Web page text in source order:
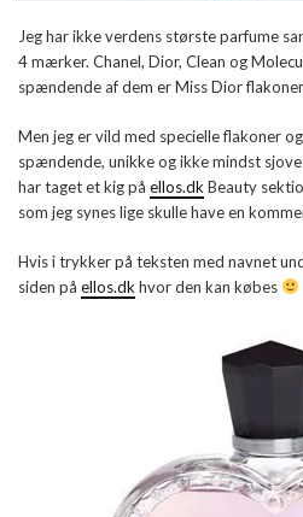
Jeg har ikke verdens største parfume
4 mærker. Chanel, Dior, Clean og
spændende af dem er Miss Dior
Men jeg er vild med specielle flakoner
spændende, unikke og ikke mindst
har taget et kig på ellos.dk Beauty
som jeg synes lige skulle have en
Hvis i trykker på teksten med navnet
siden på ellos.dk hvor den kan købes